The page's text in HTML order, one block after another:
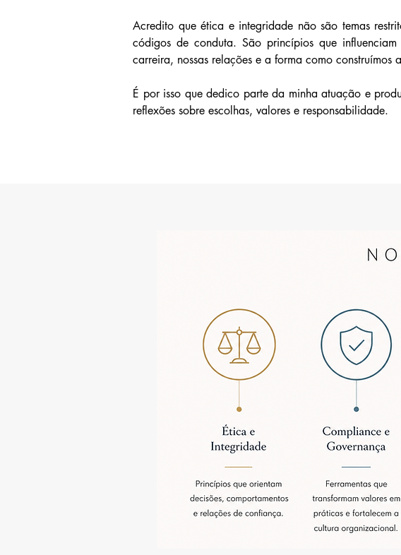
Acredito que ética e integridade não são temas
códigos de conduta. São princípios que influenciam
carreira, nossas relações e a forma como construímos
É por isso que dedico parte da minha atuação e
reflexões sobre escolhas, valores e responsabilidade.